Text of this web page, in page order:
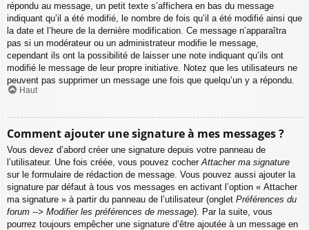
répondu au message, un petit texte s’affichera en bas du message
indiquant qu’il a été modifié, le nombre de fois qu’il a été modifié ainsi que
la date et l’heure de la dernière modification. Ce message n’apparaîtra
pas si un modérateur ou un administrateur modifie le message,
cependant ils ont la possibilité de laisser une note indiquant qu’ils ont
modifié le message de leur propre initiative. Notez que les utilisateurs ne
peuvent pas supprimer un message une fois que quelqu’un y a répondu.
Haut
Comment ajouter une signature à mes messages ?
Vous devez d’abord créer une signature depuis votre panneau de
l’utilisateur. Une fois créée, vous pouvez cocher Attacher ma signature
sur le formulaire de rédaction de message. Vous pouvez aussi ajouter la
signature par défaut à tous vos messages en activant l’option « Attacher
ma signature » à partir du panneau de l’utilisateur (onglet Préférences du
forum --> Modifier les préférences de message). Par la suite, vous
pourrez toujours empêcher une signature d’être ajoutée à un message en